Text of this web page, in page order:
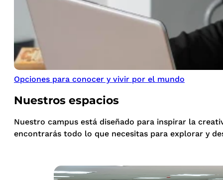
Opciones para conocer y vivir por el mundo
Nuestros espacios
Nuestro campus está diseñado para inspirar la
encontrarás todo lo que necesitas para explorar y